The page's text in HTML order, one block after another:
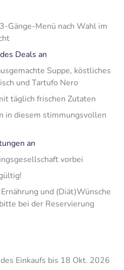
Gänge-Menü nach Wahl im
Deals an
Suppe, köstliches
und Tartufo Nero
täglich frischen Zutaten
in diesem stimmungsvollen
an
vorbei
und (Diät)Wünsche
bei der Reservierung
Einkaufs bis 18 Okt. 2026